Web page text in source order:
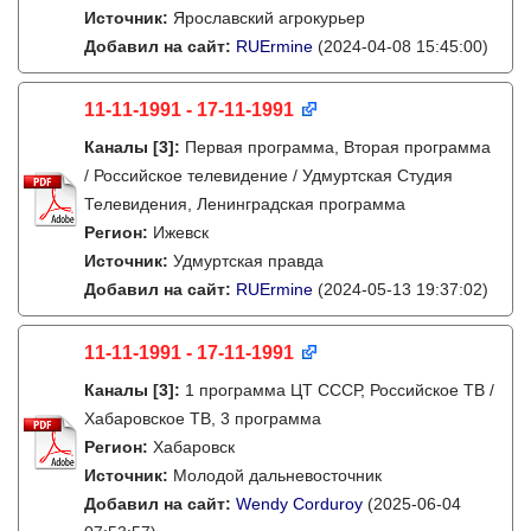
Источник: Ярославский агрокурьер
Добавил на сайт: RUErmine (2024-04-08 15:45:00)
11-11-1991 - 17-11-1991
Каналы [3]: Первая программа, Вторая программа
/ Российское телевидение / Удмуртская Студия
Телевидения, Ленинградская программа
Регион: Ижевск
Источник: Удмуртская правда
Добавил на сайт: RUErmine (2024-05-13 19:37:02)
11-11-1991 - 17-11-1991
Каналы [3]: 1 программа ЦТ СССР, Российское ТВ /
Хабаровское ТВ, 3 программа
Регион: Хабаровск
Источник: Молодой дальневосточник
Добавил на сайт: Wendy Corduroy (2025-06-04